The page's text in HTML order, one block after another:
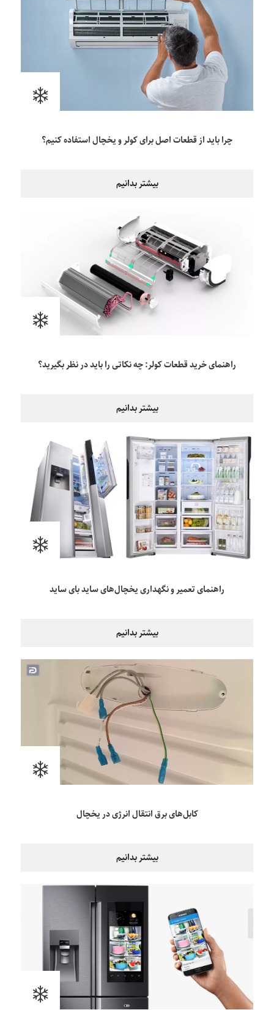
چرا باید از قطعات اصل برای کولر و یخچال استفاده کنیم؟
بیشتر بدانیم
راهنمای خرید قطعات کولر: چه نکاتی را باید در نظر بگیرید؟
بیشتر بدانیم
راهنمای تعمیر و نگهداری یخچال‌های ساید بای ساید
بیشتر بدانیم
کابل‌های برق انتقال انرژی در یخچال
بیشتر بدانیم